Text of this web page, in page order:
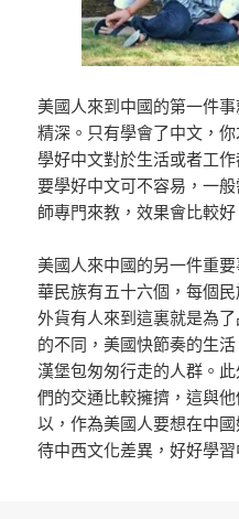
美國人來到中國的第一件
精深。只有學會了中文，
學好中文對於生活或者工
要學好中文可不容易，一
師專門來教，效果會比較好
美國人來中國的另一件重
華民族有五十六個，每個
外貨有人來到這裏就是為
的不同，美國快節奏的生
漢堡包匆匆行走的人群。
們的交通比較擁擠，這與
以，作為美國人要想在中
待中西文化差異，好好學習